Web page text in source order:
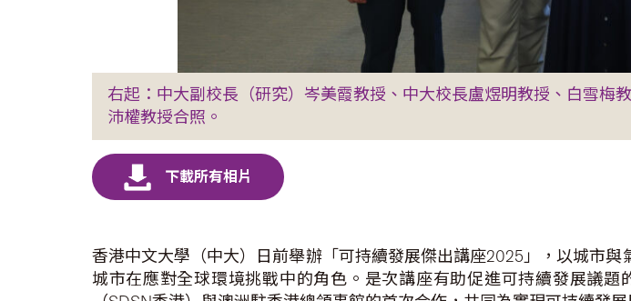
右起：中大副校長（研究）岑美霞教授、中大校長盧煜明教授、白雪梅
沛權教授合照。
香港中文大學（中大）日前舉辦「可持續發展傑出講座2025」，以城市
城市在應對全球環境挑戰中的角色。是次講座有助促進可持續發展議